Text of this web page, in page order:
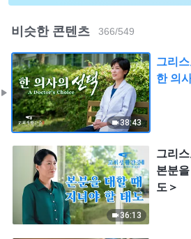
비슷한 콘텐츠 366/549
38:43
그리
한 의
36:13
그리
본분
도＞